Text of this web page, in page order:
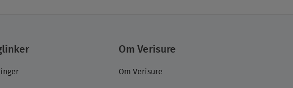
Om Verisure
Om Verisure